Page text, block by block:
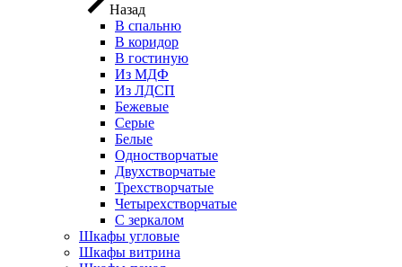
Назад
В спальню
В коридор
В гостиную
Из МДФ
Из ЛДСП
Бежевые
Серые
Белые
Одностворчатые
Двухстворчатые
Трехстворчатые
Четырехстворчатые
С зеркалом
Шкафы угловые
Шкафы витрина